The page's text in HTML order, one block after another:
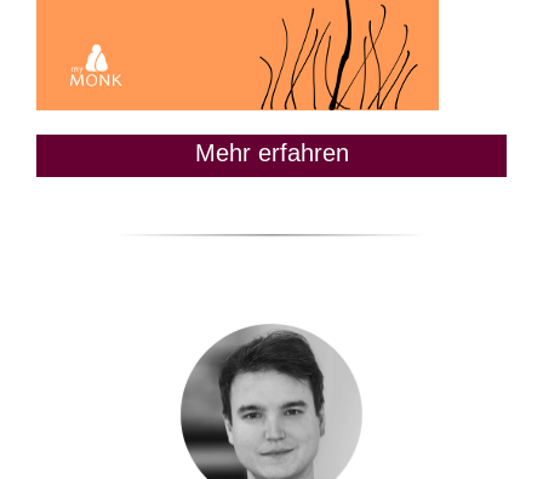
Mehr erfahren